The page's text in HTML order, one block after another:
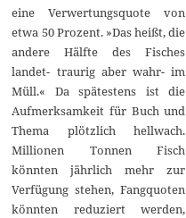
eine Verwertungsquote von
etwa 50 Prozent. »Das heißt, die
andere Hälfte des Fisches
landet- traurig aber wahr- im
Müll.« Da spätestens ist die
Aufmerksamkeit für Buch und
Thema plötzlich hellwach.
Millionen Tonnen Fisch
könnten jährlich mehr zur
Verfügung stehen, Fangquoten
könnten reduziert werden,